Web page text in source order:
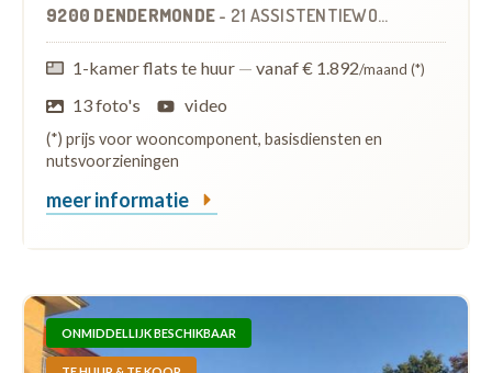
9200 DENDERMONDE - 21 ASSISTENTIEWONINGEN
1-kamer flats te huur — vanaf € 1.892/maand (*)
13 foto's video
(*) prijs voor wooncomponent, basisdiensten en
nutsvoorzieningen
meer informatie
ONMIDDELLIJK BESCHIKBAAR